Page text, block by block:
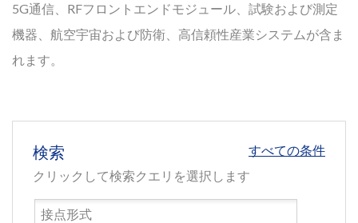
5G通信、RFフロントエンドモジュール、試験および測定
機器、航空宇宙および防衛、高信頼性産業システムが含ま
れます。
すべての条件
検索
クリックして検索クエリを選択します